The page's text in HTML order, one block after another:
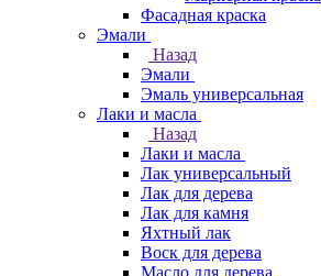
Фасадная краска
Эмали
Назад
Эмали
Эмаль универсальная
Лаки и масла
Назад
Лаки и масла
Лак универсальный
Лак для дерева
Лак для камня
Яхтный лак
Воск для дерева
Масло для дерева